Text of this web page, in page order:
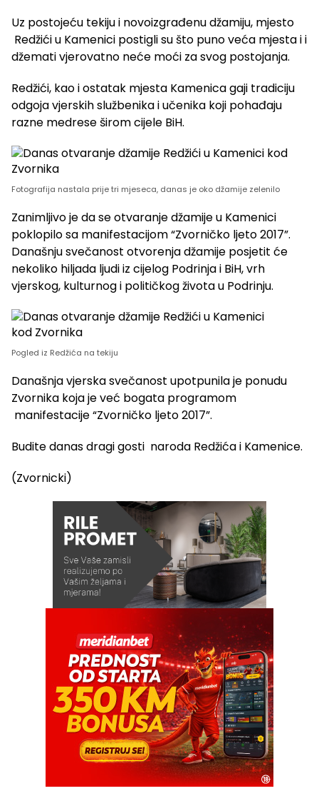
Uz postojeću tekiju i novoizgrađenu džamiju, mjesto
Redžići u Kamenici postigli su što puno veća mjesta i i
džemati vjerovatno neće moći za svog postojanja.
Redžići, kao i ostatak mjesta Kamenica gaji tradiciju
odgoja vjerskih službenika i učenika koji pohađaju
razne medrese širom cijele BiH.
Fotografija nastala prije tri mjeseca, danas je oko džamije zelenilo
Zanimljivo je da se otvaranje džamije u Kamenici
poklopilo sa manifestacijom “Zvorničko ljeto 2017”.
Današnju svečanost otvorenja džamije posjetit će
nekoliko hiljada ljudi iz cijelog Podrinja i BiH, vrh
vjerskog, kulturnog i političkog života u Podrinju.
Pogled iz Redžića na tekiju
Današnja vjerska svečanost upotpunila je ponudu
Zvornika koja je već bogata programom
manifestacije “Zvorničko ljeto 2017”.
Budite danas dragi gosti naroda Redžića i Kamenice.
(Zvornicki)